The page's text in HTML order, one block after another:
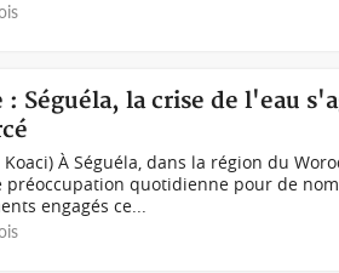
Séguéla, la crise de l'eau
Koaci) À Séguéla, dans la région du
préoccupation quotidienne pour de
engagés ce...